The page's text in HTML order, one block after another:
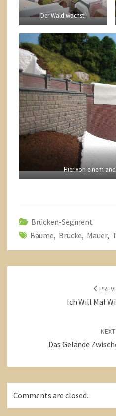
Der Wald wächst.
Hier von einem
Brücken-Segment
Bäume, Brücke, Mauer,
Ich Will Mal
NEXT
Das Gelände
Comments are closed.